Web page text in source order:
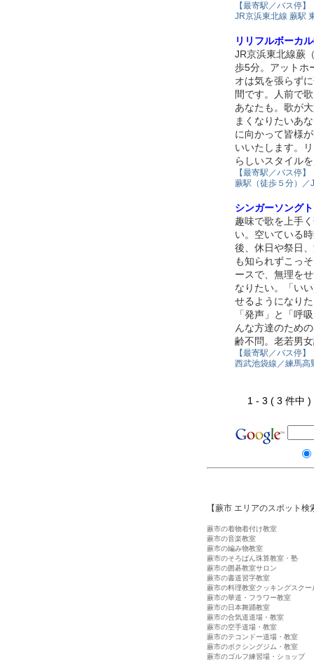
【最寄駅／バス停】
JR京浜東北線 蕨駅
リリフルボーカ
JR京浜東北線蕨
歩5分。アットホ
オは気を張らず
間です。人前で
あなたも。歌が
まくなりたいあ
に向かって皆様
いいたします。
らしいスタイル
【最寄駅／バス停】
蕨駅（徒歩５分）／
シンガーソング
趣味で歌を上手
い。空いている
後、休日や祭日
も知られずこっ
ースで、無理を
なりたい。「い
せるようになり
「発声」と「呼
んな方達のため
齢不問。老若男
【最寄駅／バス停】
西武池袋線／練馬高
1 - 3 ( 3 件
【蕨市 エリアのスポット検
蕨市の着物着付け教室
蕨市の音楽教室
蕨市の編み物教室
蕨市のそろばん珠算教室・塾
蕨市の囲碁教室サロン
蕨市の書道習字教室
蕨市の料理教室クッキングスクー
蕨市の華道・フラワー教室
蕨市の日本舞踊教室
蕨市の合気道道場・教室
蕨市の空手道場・教室
蕨市のテコンドー道場・教室
蕨市のボクシングジム・教室
蕨市のゴルフ練習場・ショップ